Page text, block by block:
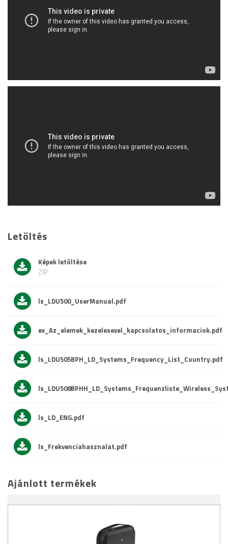
Letöltés
Képek letöltése
ZIP
ls_LDU500_UserManual.pdf
ex_Az_elemek_kezelesevel_kapcsolatos_informaciok.pdf
ls_LDU505BPH_LD_Systems_Frequency_List_Country.pdf
ls_LD_ENG.pdf
ls_Frekvenciahasznalat.pdf
Ajánlott termékek